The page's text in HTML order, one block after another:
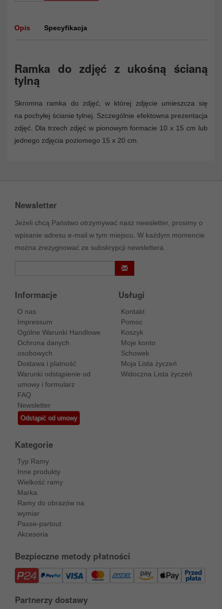
Opis Specyfikacja
Ramka do zdjęć z ukośną ścianą
tylną
Skromna ramka do zdjęć, w której zdjęcie umieszcza się
na pochyłej ścianie tylnej. Szczególnie efektowna prezentacja
zdjęć. Dla trzech zdjęć w pionowym formacie 10 x 15 cm lub
jednego zdjęcia poziomego 15 x 20 cm.
Newsletter
Jeżeli chcą Państwo otrzymywać nasz newsletter, prosimy o
wpisanie adresu e-mail w tym miejscu. W każdym momencie
można zrezygnować ze subskrypcji newslettera.
Informacje
O nas
Impressum
Ogólne Warunki Handlowe
Ochrona danych
osobowych
Dostawa i platność
Warunki odstąpienie od
umowy i formularz
FAQ
Newsletter
Odstąpić od umowy
Usługi
Kontakt
Pomoc
Koszyk
Moje konto
Schowek
Moja Lista życzeń
Widoczna Lista życzeń
Kategorie
Typ Ramy
Inne produkty
Wielkość ramy
Marka
Ramy do obrazów na
wymiar
Passe-partout
Akcesoria
Bezpieczne metody płatności
Partnerzy dostawy